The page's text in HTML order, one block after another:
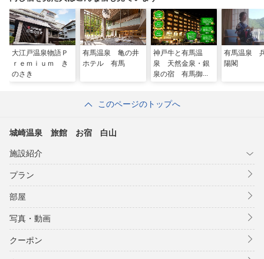
大江戸温泉物語Ｐ
ｒｅｍｉｕｍ き
のさき
有馬温泉 亀の井
ホテル 有馬
神戸牛と有馬温
泉 天然金泉・銀
泉の宿 有馬御苑
有馬温泉
陽閣
このページのトップへ
城崎温泉 旅館 お宿 白山
施設紹介
プラン
部屋
写真・動画
クーポン